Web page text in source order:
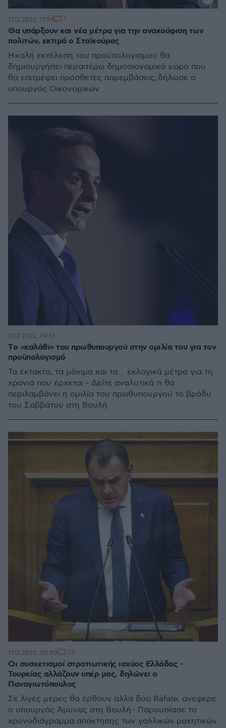
Θα υπάρξουν και νέα μέτρα για την ανακούφιση των
πολιτών, εκτιμά ο Σταϊκούρας
Η καλή εκτέλεση του προϋπολογισμού θα
δημιουργήσει περαιτέρω δημοσιονομικό χώρο που
θα επιτρέψει πρόσθετες παρεμβάσεις, δήλωσε ο
υπουργός Οικονομικών
17.12.2022, 11:59 1
Τo «καλάθι» του πρωθυπουργού στην ομιλία του για τον
προϋπολογισμό
Τα έκτακτα, τα μόνιμα και τα… εκλογικά μέτρα για τη
χρονιά που έρχεται - Δείτε αναλυτικά τι θα
περιλαμβάνει η ομιλία του πρωθυπουργού το βράδυ
του Σαββάτου στη Βουλή
17.12.2022, 09:13
Oι συσχετισμοί στρατιωτικής ισχύος Ελλάδας -
Τουρκίας αλλάζουν υπέρ μας, δηλώνει ο
Παναγιωτόπουλος
Σε λίγες μέρες θα έρθουν άλλα δύο Rafale, ανέφερε
ο υπουργός Άμυνας στη Βουλή - Παρουσίασε το
χρονοδιάγραμμα απόκτησης των γαλλικών μαχητικών
17.12.2022, 00:00 22